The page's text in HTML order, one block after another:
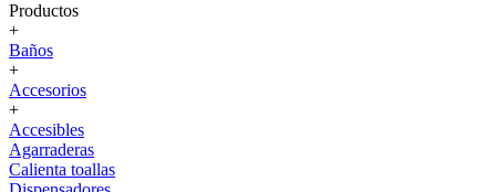
Productos
+
Baños
+
Accesorios
+
Accesibles
Agarraderas
Calienta toallas